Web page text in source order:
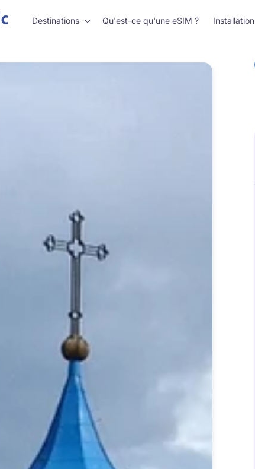
Destinations Qu'est-ce qu'une eSIM ? Installation